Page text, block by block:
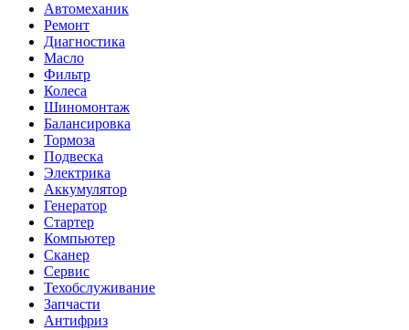
Автомеханик
Ремонт
Диагностика
Масло
Фильтр
Колеса
Шиномонтаж
Балансировка
Тормоза
Подвеска
Электрика
Аккумулятор
Генератор
Стартер
Компьютер
Сканер
Сервис
Техобслуживание
Запчасти
Антифриз